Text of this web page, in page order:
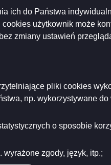
ich do Państwa
użytkownik może
zmiany ustawień
pliki cookies
np. wykorzystywane
o sposobie
zgody, język, itp.;